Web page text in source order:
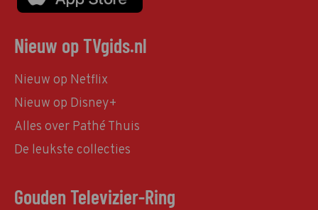
Nieuw op TVgids.nl
Nieuw op Netflix
Nieuw op Disney+
Alles over Pathé Thuis
De leukste collecties
Gouden Televizier-Ring